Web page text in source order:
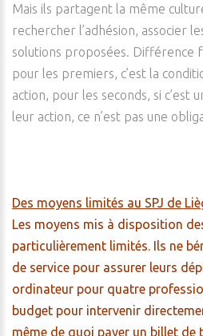
Mais ils partagent la même
rechercher l’adhésion, associer
solutions proposées. Différence
pour les premiers, c’est la
action, pour les seconds, si c’est
leur action, ce n’est pas une
Des moyens limités au SPJ de
Les moyens mis à disposition
particulièrement limités. Ils ne
de service pour assurer leurs
ordinateur pour quatre
budget pour intervenir
même de quoi payer un billet de